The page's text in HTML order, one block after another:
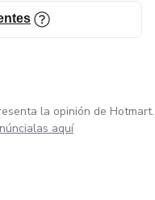
la opinión de Hotmart.
aquí